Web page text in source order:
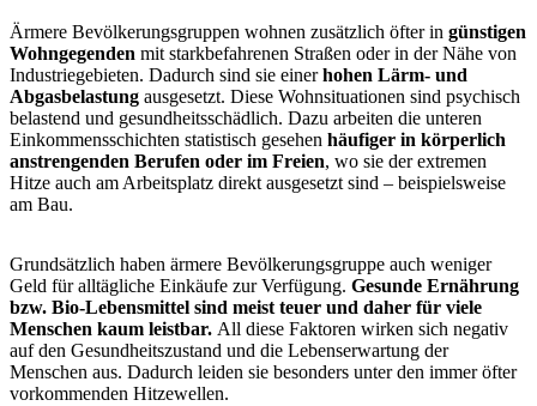
Ärmere Bevölkerungsgruppen wohnen zusätzlich öfter in günstigen
Wohngegenden mit starkbefahrenen Straßen oder in der Nähe von
Industriegebieten. Dadurch sind sie einerhohen Lärm- und
Abgasbelastung ausgesetzt. Diese Wohnsituationen sind psychisch
belastend und gesundheitsschädlich. Dazu arbeiten die unteren
Einkommensschichten statistisch gesehen häufiger in körperlich
anstrengenden Berufen oder im Freien, wo sie der extremen
Hitze auch am Arbeitsplatz direkt ausgesetzt sind – beispielsweise
am Bau.
Grundsätzlich haben ärmere Bevölkerungsgruppe auch weniger
Geld für alltägliche Einkäufe zur Verfügung. Gesunde Ernährung
bzw. Bio-Lebensmittel sind meist teuer und daher für viele
Menschen kaum leistbar. All diese Faktoren wirken sich negativ
auf den Gesundheitszustand und die Lebenserwartung der
Menschen aus. Dadurch leiden sie besonders unter den immer öfter
vorkommenden Hitzewellen.